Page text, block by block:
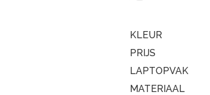
KLEUR
PRIJS
LAPTOPVAK
MATERIAAL